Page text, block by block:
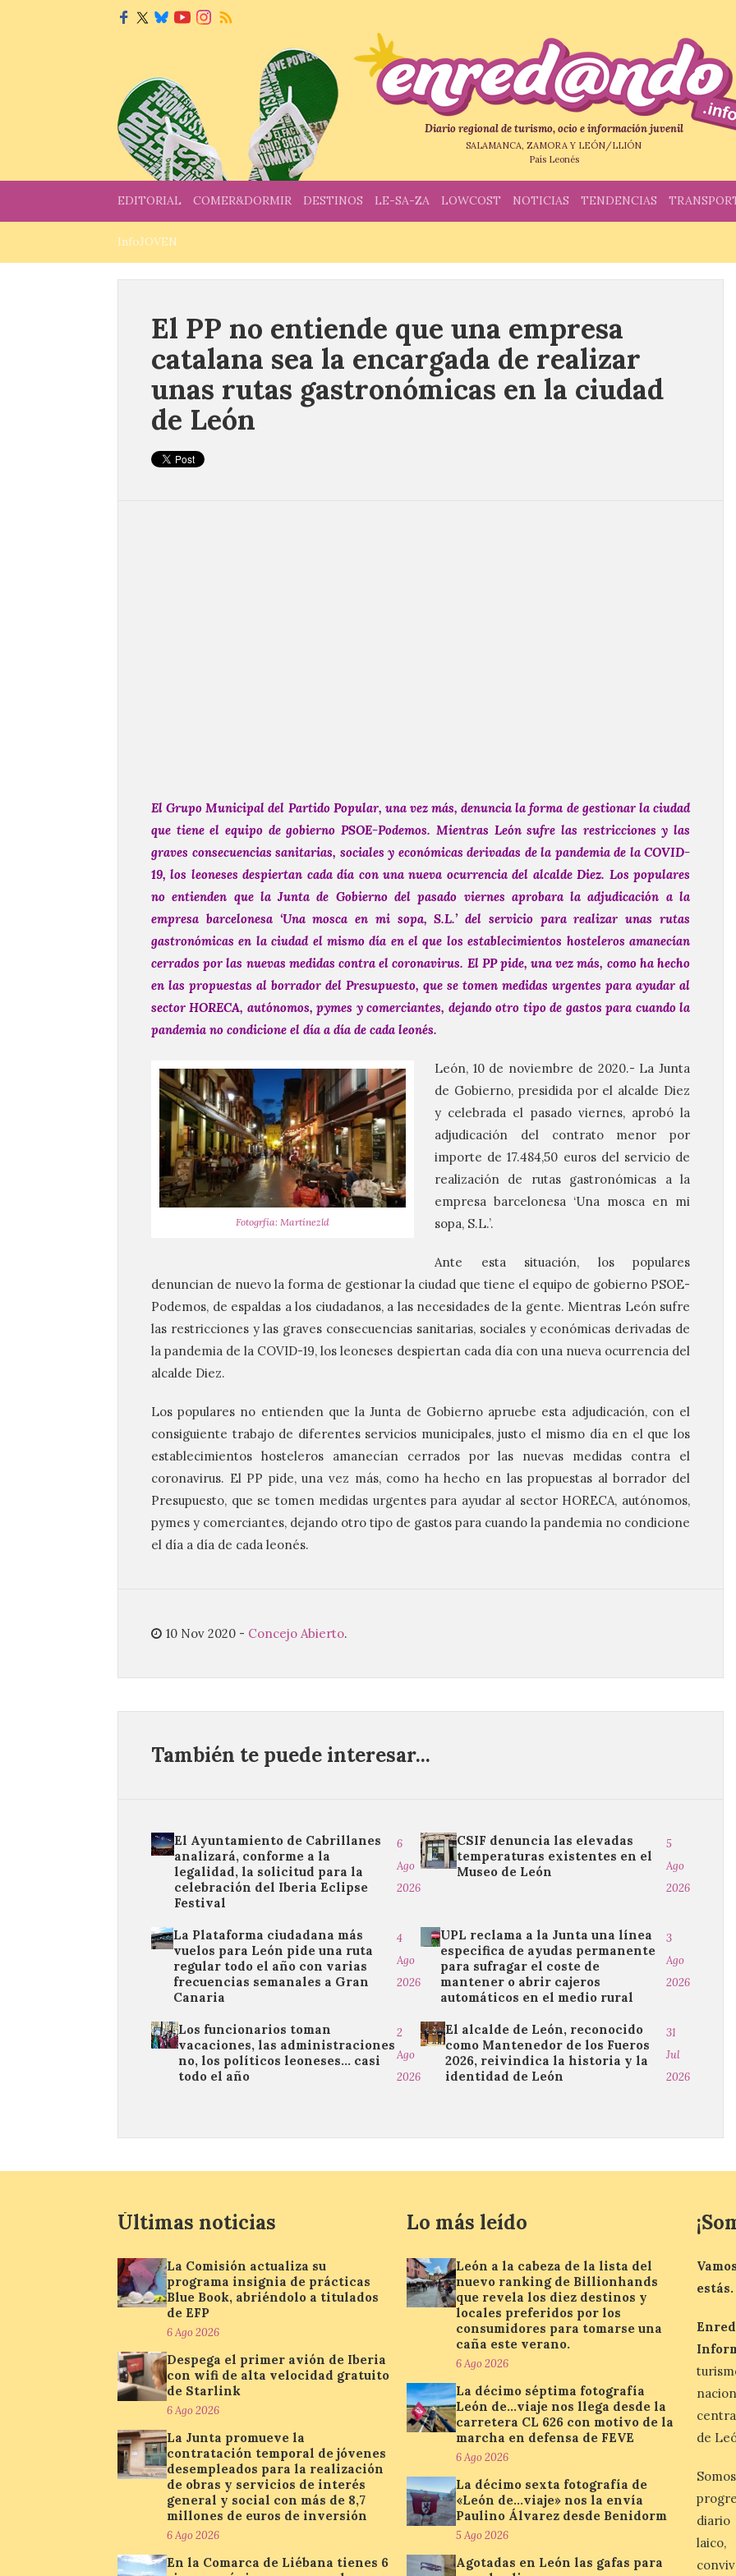
Diario regional de turismo, ocio e información juvenil
SALAMANCA, ZAMORA Y LEÓN/LLIÓN
País Leonés
EDITORIAL COMER&DORMIR DESTINOS LE-SA-ZA LOWCOST NOTICIAS TENDENCIAS
InfoJOVEN
El PP no entiende que una empresa
catalana sea la encargada de realizar
unas rutas gastronómicas en la ciudad
de León
El Grupo Municipal del Partido Popular, una vez más, denuncia la forma de gestionar la ciudad
que tiene el equipo de gobierno PSOE-Podemos. Mientras León sufre las restricciones y las
graves consecuencias sanitarias, sociales y económicas derivadas de la pandemia de la COVID-
19, los leoneses despiertan cada día con una nueva ocurrencia del alcalde Diez. Los populares
no entienden que la Junta de Gobierno del pasado viernes aprobara la adjudicación a la
empresa barcelonesa ‘Una mosca en mi sopa, S.L.’ del servicio para realizar unas rutas
gastronómicas en la ciudad el mismo día en el que los establecimientos hosteleros amanecían
cerrados por las nuevas medidas contra el coronavirus. El PP pide, una vez más, como ha hecho
en las propuestas al borrador del Presupuesto, que se tomen medidas urgentes para ayudar al
sector HORECA, autónomos, pymes y comerciantes, dejando otro tipo de gastos para cuando la
pandemia no condicione el día a día de cada leonés.
Fotogrfía: Martínezld
León, 10 de noviembre de 2020.- La Junta
de Gobierno, presidida por el alcalde Diez
y celebrada el pasado viernes, aprobó la
adjudicación del contrato menor por
importe de 17.484,50 euros del servicio de
realización de rutas gastronómicas a la
empresa barcelonesa ‘Una mosca en mi
sopa, S.L.’.
Ante esta situación, los populares
denuncian de nuevo la forma de gestionar la ciudad que tiene el equipo de gobierno PSOE-
Podemos, de espaldas a los ciudadanos, a las necesidades de la gente. Mientras León sufre
las restricciones y las graves consecuencias sanitarias, sociales y económicas derivadas de
la pandemia de la COVID-19, los leoneses despiertan cada día con una nueva ocurrencia del
alcalde Diez.
Los populares no entienden que la Junta de Gobierno apruebe esta adjudicación, con el
consiguiente trabajo de diferentes servicios municipales, justo el mismo día en el que los
establecimientos hosteleros amanecían cerrados por las nuevas medidas contra el
coronavirus. El PP pide, una vez más, como ha hecho en las propuestas al borrador del
Presupuesto, que se tomen medidas urgentes para ayudar al sector HORECA, autónomos,
pymes y comerciantes, dejando otro tipo de gastos para cuando la pandemia no condicione
el día a día de cada leonés.
10 Nov 2020 - Concejo Abierto.
También te puede interesar...
El Ayuntamiento de Cabrillanes
analizará, conforme a la
legalidad, la solicitud para la
celebración del Iberia Eclipse
Festival
6
Ago
2026
CSIF denuncia las elevadas
temperaturas existentes en el
Museo de León
5
Ago
2026
La Plataforma ciudadana más
vuelos para León pide una ruta
regular todo el año con varias
frecuencias semanales a Gran
Canaria
4
Ago
2026
UPL reclama a la Junta una línea
especifica de ayudas permanente
para sufragar el coste de
mantener o abrir cajeros
automáticos en el medio rural
3
Ago
2026
Los funcionarios toman
vacaciones, las administraciones
no, los políticos leoneses… casi
todo el año
2
Ago
2026
El alcalde de León, reconocido
como Mantenedor de los Fueros
2026, reivindica la historia y la
identidad de León
31
Jul
2026
Últimas noticias
La Comisión actualiza su
programa insignia de prácticas
Blue Book, abriéndolo a titulados
de EFP
6 Ago 2026
Despega el primer avión de Iberia
con wifi de alta velocidad gratuito
de Starlink
6 Ago 2026
La Junta promueve la
contratación temporal de jóvenes
desempleados para la realización
de obras y servicios de interés
general y social con más de 8,7
millones de euros de inversión
6 Ago 2026
En la Comarca de Liébana tienes 6
Lo más leído
León a la cabeza de la lista del
nuevo ranking de Billionhands
que revela los diez destinos y
locales preferidos por los
consumidores para tomarse una
caña este verano.
6 Ago 2026
La décimo séptima fotografía
León de…viaje nos llega desde la
carretera CL 626 con motivo de la
marcha en defensa de FEVE
6 Ago 2026
La décimo sexta fotografía de
«León de…viaje» nos la envía
Paulino Álvarez desde Benidorm
5 Ago 2026
Agotadas en León las gafas para
estás.
de
diario